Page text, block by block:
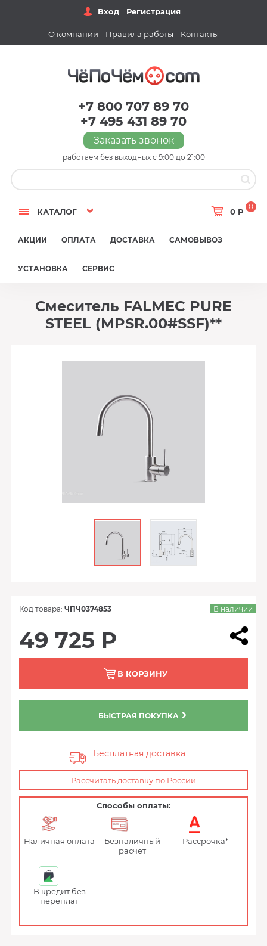
Вход Регистрация
О компании Правила работы Контакты
+7 800 707 89 70
+7 495 431 89 70
Заказать звонок
работаем без выходных с 9:00 до 21:00
КАТАЛОГ 0 Р
0
АКЦИИ ОПЛАТА ДОСТАВКА САМОВЫВОЗ
УСТАНОВКА СЕРВИС
Смеситель FALMEC PURE
STEEL (MPSR.00#SSF)**
Код товара: ЧПЧ0374853 В наличии
49 725 Р
В КОРЗИНУ
БЫСТРАЯ ПОКУПКА
Бесплатная доставка
Рассчитать доставку по России
Способы оплаты:
Наличная оплата
Безналичный
расчет
Рассрочка*
В кредит без
переплат